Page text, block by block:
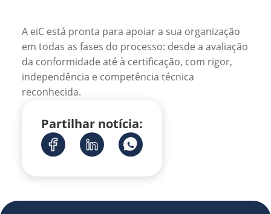
A eiC está pronta para apoiar a sua organização
em todas as fases do processo: desde a avaliação
da conformidade até à certificação, com rigor,
independência e competência técnica
reconhecida.
Partilhar notícia: